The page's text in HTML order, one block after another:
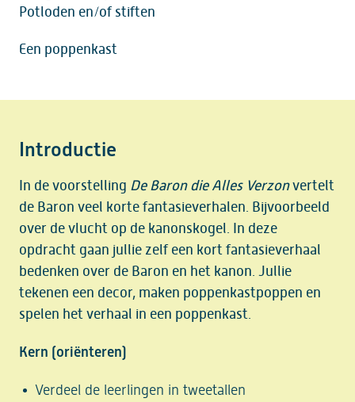
Potloden en/of stiften
Een poppenkast
Introductie
In de voorstelling De Baron die Alles Verzonvertelt
de Baron veel korte fantasieverhalen. Bijvoorbeeld
over de vlucht op de kanonskogel. In deze
opdracht gaan jullie zelf een kort fantasieverhaal
bedenken over de Baron en het kanon. Jullie
tekenen een decor, maken poppenkastpoppen en
spelen het verhaal in een poppenkast.
Kern (oriënteren)
Verdeel de leerlingen in tweetallen